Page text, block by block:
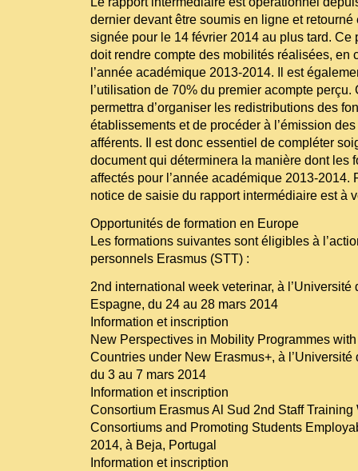
dernier devant être soumis en ligne et
signée pour le 14 février 2014 au plus tard. Ce
doit rendre compte des mobilités réalisées, en
l’année académique 2013-2014. Il est
l’utilisation de 70% du premier acompte perçu.
permettra d’organiser les redistributions des
établissements et de procéder à l’émission
afférents. Il est donc essentiel de compléter
document qui déterminera la manière dont les
affectés pour l’année académique 2013-2014.
notice de saisie du rapport intermédiaire est à
Opportunités de formation en Europe
Les formations suivantes sont éligibles à
personnels Erasmus (STT) :
2nd international week veterinar, à l’Université
Espagne, du 24 au 28 mars 2014
Information et inscription
New Perspectives in Mobility Programmes
Countries under New Erasmus+, à
du 3 au 7 mars 2014
Information et inscription
Consortium Erasmus Al Sud 2nd Staff Training
Consortiums and Promoting Students
2014, à Beja, Portugal
Information et inscription